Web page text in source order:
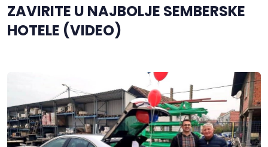
ZAVIRITE U NAJBOLJE SEMBERSKE
HOTELE (VIDEO)